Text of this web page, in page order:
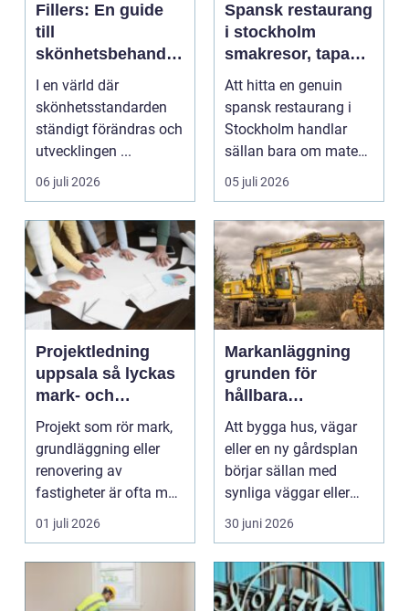
Fillers: En guide
till
skönhetsbehandli
ngar i Stockholm
I en värld där
skönhetsstandarden
ständigt förändras och
utvecklingen ...
06 juli 2026
Spansk restaurang
i stockholm
smakresor, tapas
och gemenskap
Att hitta en genuin
spansk restaurang i
Stockholm handlar
sällan bara om maten.
Många gäster söker
s...
05 juli 2026
Projektledning
uppsala så lyckas
mark- och
byggprojekt från
start till mål
Projekt som rör mark,
grundläggning eller
renovering av
fastigheter är ofta mer
komplexa än de först...
01 juli 2026
Markanläggning
grunden för
hållbara
byggprojekt
Att bygga hus, vägar
eller en ny gårdsplan
börjar sällan med
synliga väggar eller
asfalt. Det börjar...
30 juni 2026